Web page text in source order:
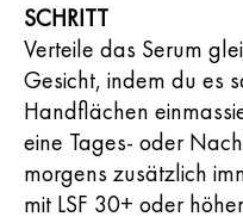
SCHRITT
Verteile das Serum
Gesicht, indem du es
Handflächen
eine Tages- oder
morgens zusätzlich
mit LSF 30+ oder